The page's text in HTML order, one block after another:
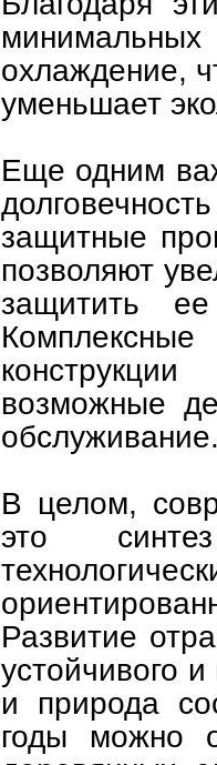
охлаждение,
уменьшает
Еще одним
защитные
позволяют
защитить
возможные
В целом,
это синтез
Развитие
устойчивого
и природа
годы можно